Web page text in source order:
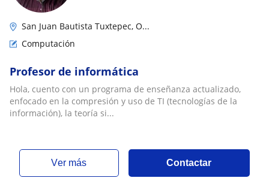
San Juan Bautista Tuxtepec, O...
Computación
Profesor de informática
Hola, cuento con un programa de enseñanza actualizado,
enfocado en la compresión y uso de TI (tecnologías de la
información), la teoría si...
ver más Contactar